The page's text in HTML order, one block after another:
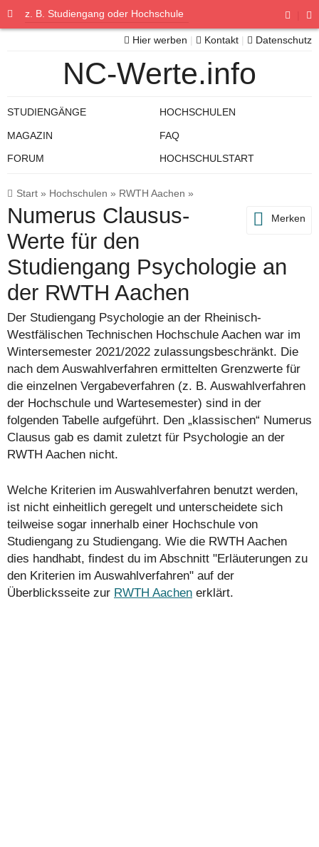
Start » Hochschulen » RWTH Aachen »
Merken
Numerus Clausus-
Werte für den
Studiengang Psychologie an
der RWTH Aachen
Der Studiengang Psychologie an der Rheinisch-
Westfälischen Technischen Hochschule Aachen war im
Wintersemester 2021/2022 zulassungsbeschränkt. Die
nach dem Auswahlverfahren ermittelten Grenzwerte für
die einzelnen Vergabeverfahren (z. B. Auswahlverfahren
der Hochschule und Wartesemester) sind in der
folgenden Tabelle aufgeführt. Den „klassischen“ Numerus
Clausus gab es damit zuletzt für Psychologie an der
RWTH Aachen nicht.
Welche Kriterien im Auswahlverfahren benutzt werden,
ist nicht einheitlich geregelt und unterscheidete sich
teilweise sogar innerhalb einer Hochschule von
Studiengang zu Studiengang. Wie die RWTH Aachen
dies handhabt, findest du im Abschnitt "Erläuterungen zu
den Kriterien im Auswahlverfahren" auf der
Überblicksseite zur RWTH Aachen erklärt.
Hier werben Kontakt Datenschutz
NC-Werte.info
STUDIENGÄNGE HOCHSCHULEN
MAGAZIN FAQ
FORUM HOCHSCHULSTART